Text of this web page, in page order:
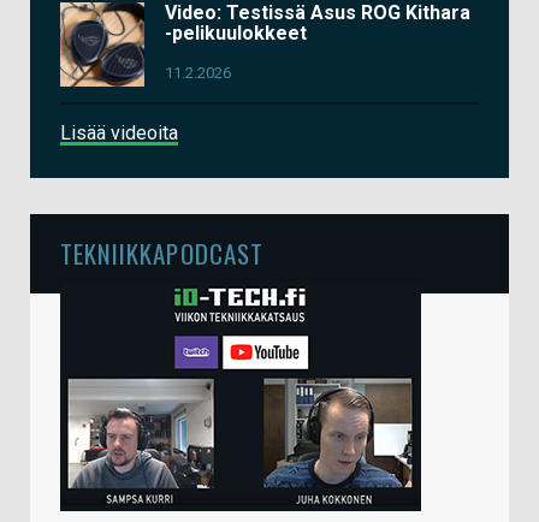
Video: Testissä Asus ROG Kithara
-pelikuulokkeet
11.2.2026
Lisää videoita
TEKNIIKKAPODCAST